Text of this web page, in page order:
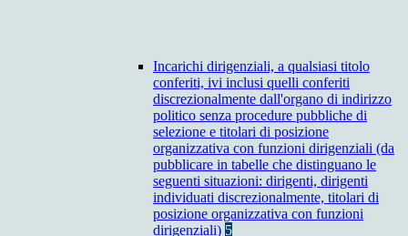
Incarichi dirigenziali, a qualsiasi titolo
conferiti, ivi inclusi quelli conferiti
discrezionalmente dall'organo di indirizzo
politico senza procedure pubbliche di
selezione e titolari di posizione
organizzativa con funzioni dirigenziali (da
pubblicare in tabelle che distinguano le
seguenti situazioni: dirigenti, dirigenti
individuati discrezionalmente, titolari di
posizione organizzativa con funzioni
dirigenziali) 5